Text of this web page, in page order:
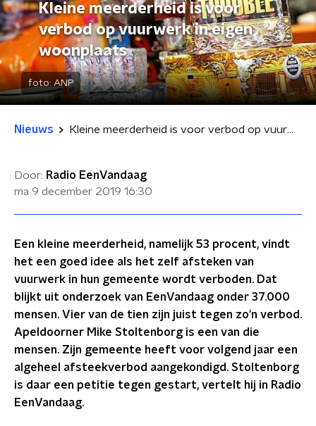
Kleine meerderheid is voor
verbod op vuurwerk in eigen
woonplaats
foto: ANP
Nieuws Kleine meerderheid is voor verbod op vuurwerk in eigen woonplaats
Door: Radio EenVandaag
ma 9 december 2019 16:30
Een kleine meerderheid, namelijk 53 procent, vindt
het een goed idee als het zelf afsteken van
vuurwerk in hun gemeente wordt verboden. Dat
blijkt uit onderzoek van EenVandaag onder 37.000
mensen. Vier van de tien zijn juist tegen zo'n verbod.
Apeldoorner Mike Stoltenborg is een van die
mensen. Zijn gemeente heeft voor volgend jaar een
algeheel afsteekverbod aangekondigd. Stoltenborg
is daar een petitie tegen gestart, vertelt hij in Radio
EenVandaag.